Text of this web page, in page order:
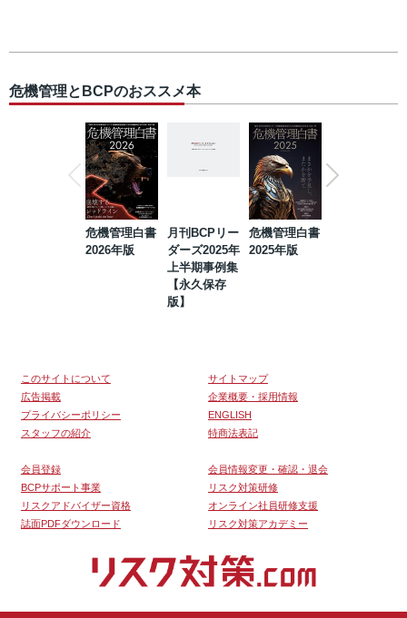
危機管理とBCPのおススメ本
危機管理白書
2026年版
月刊BCPリー
ダーズ2025年
上半期事例集
【永久保存
版】
危機管理白書
2025年版
このサイトについて
サイトマップ
広告掲載
企業概要・採用情報
プライバシーポリシー
ENGLISH
スタッフの紹介
特商法表記
会員登録
会員情報変更・確認・退会
BCPサポート事業
リスク対策研修
リスクアドバイザー資格
オンライン社員研修支援
誌面PDFダウンロード
リスク対策アカデミー